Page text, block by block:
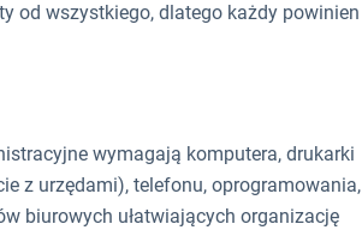
od wszystkiego, dlatego każdy powinien
wymagają komputera, drukarki
z urzędami), telefonu, oprogramowania,
biurowych ułatwiających organizację